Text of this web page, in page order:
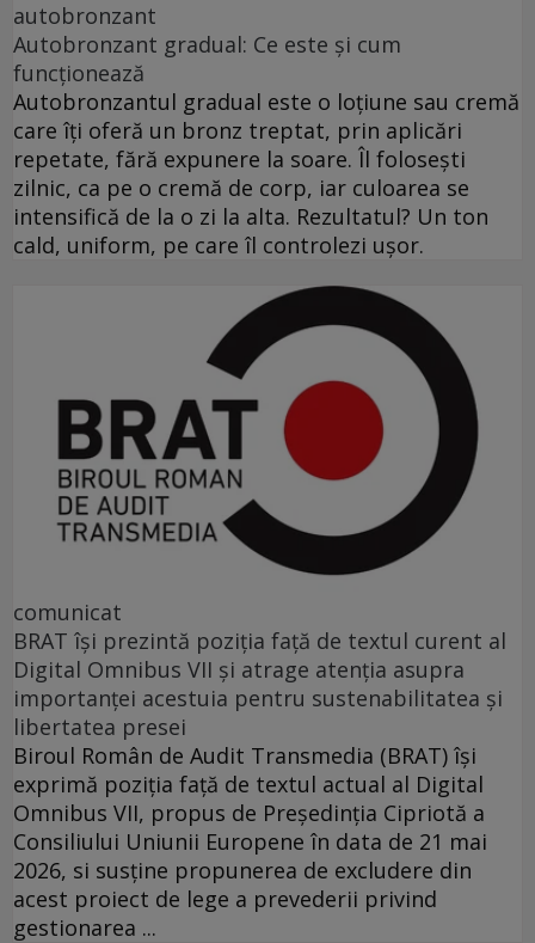
autobronzant
Autobronzant gradual: Ce este și cum
funcționează
Autobronzantul gradual este o loțiune sau cremă
care îți oferă un bronz treptat, prin aplicări
repetate, fără expunere la soare. Îl folosești
zilnic, ca pe o cremă de corp, iar culoarea se
intensifică de la o zi la alta. Rezultatul? Un ton
cald, uniform, pe care îl controlezi ușor.
comunicat
BRAT își prezintă poziția față de textul curent al
Digital Omnibus VII și atrage atenția asupra
importanței acestuia pentru sustenabilitatea și
libertatea presei
Biroul Român de Audit Transmedia (BRAT) își
exprimă poziția față de textul actual al Digital
Omnibus VII, propus de Președinția Cipriotă a
Consiliului Uniunii Europene în data de 21 mai
2026, si susține propunerea de excludere din
acest proiect de lege a prevederii privind
gestionarea ...